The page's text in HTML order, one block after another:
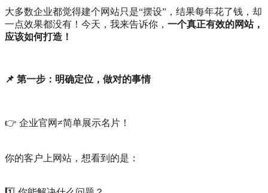
大多数企业都觉得建个网站只是“摆设”，结果每年花了钱，却
一点效果都没有！今天，我来告诉你， 一个真正有效的网站，
应该如何打造！
📌 第一步：明确定位，做对的事情
👉 企业官网≠简单展示名片！
你的客户上网站，想看到的是：